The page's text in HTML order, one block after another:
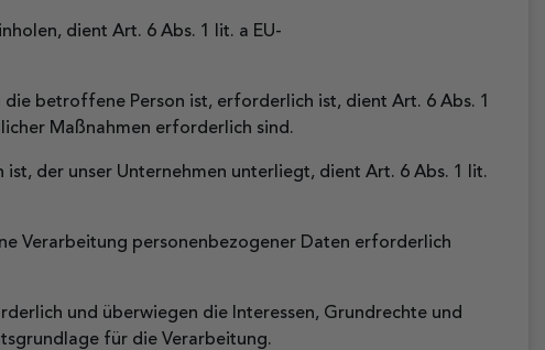
dient Art. 6 Abs. 1 lit. a EU-
betroffene Person ist, erforderlich ist, dient Art. 6 Abs. 1
Maßnahmen erforderlich sind.
der unser Unternehmen unterliegt, dient Art. 6 Abs. 1 lit.
Verarbeitung personenbezogener Daten erforderlich
und überwiegen die Interessen, Grundrechte und
für die Verarbeitung.